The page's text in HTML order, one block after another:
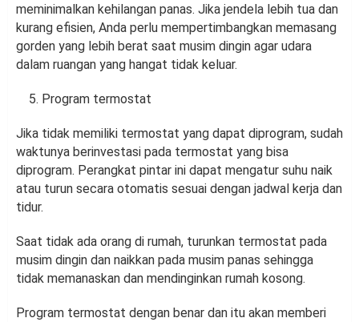
meminimalkan kehilangan panas. Jika jendela lebih tua dan
kurang efisien, Anda perlu mempertimbangkan memasang
gorden yang lebih berat saat musim dingin agar udara
dalam ruangan yang hangat tidak keluar.
Program termostat
Jika tidak memiliki termostat yang dapat diprogram, sudah
waktunya berinvestasi pada termostat yang bisa
diprogram. Perangkat pintar ini dapat mengatur suhu naik
atau turun secara otomatis sesuai dengan jadwal kerja dan
tidur.
Saat tidak ada orang di rumah, turunkan termostat pada
musim dingin dan naikkan pada musim panas sehingga
tidak memanaskan dan mendinginkan rumah kosong.
Program termostat dengan benar dan itu akan memberi